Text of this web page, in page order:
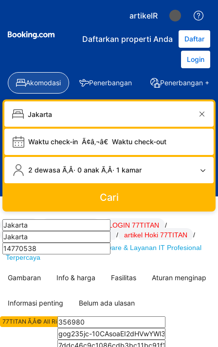
artikelR
Daftarkan properti Anda Daftar
Login
Akomodasi Penerbangan Penerbangan +
Waktu check-in Ã¢â‚¬â€ Waktu check-out
2 dewasa Ã‚Â· 0 anak Ã‚Â· 1 kamar
Cari
77TITAN LOGIN 77TITAN
/
Link 77TITAN
/ artikel Hoki 77TITAN
/
77TITAN : DSSoft.net Solusi Software & Layanan IT Profesional
Terpercaya
Gambaran Info & harga Fasilitas Aturan menginap
Informasi penting Belum ada ulasan
77TITAN Ã‚Â© All Rights Reserved